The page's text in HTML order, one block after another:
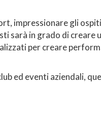
impressionare gli
sarà in grado di creare
per creare
ed eventi aziendali,